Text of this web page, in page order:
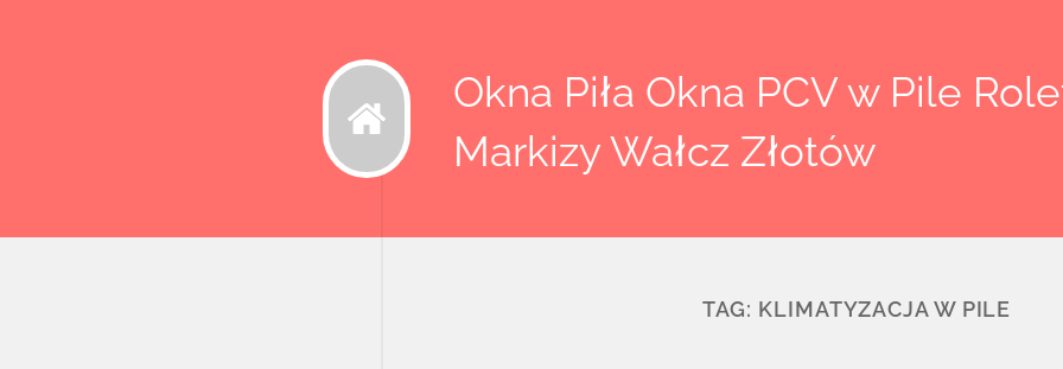
Okna Piła Okna PCV w Pile
Markizy Wałcz Złotów
TAG: KLIMATYZACJA W PILE